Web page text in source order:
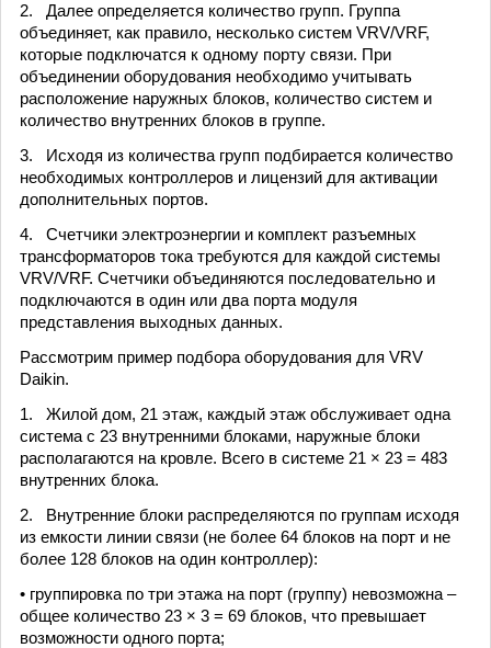
2. Далее определяется количество групп. Группа
объединяет, как правило, несколько систем VRV/VRF,
которые подключатся к одному порту связи. При
объединении оборудования необходимо учитывать
расположение наружных блоков, количество систем и
количество внутренних блоков в группе.
3. Исходя из количества групп подбирается количество
необходимых контроллеров и лицензий для активации
дополнительных портов.
4. Счетчики электроэнергии и комплект разъемных
трансформаторов тока требуются для каждой системы
VRV/VRF. Счетчики объединяются последовательно и
подключаются в один или два порта модуля
представления выходных данных.
Рассмотрим пример подбора оборудования для VRV
Daikin.
1. Жилой дом, 21 этаж, каждый этаж обслуживает одна
система с 23 внутренними блоками, наружные блоки
располагаются на кровле. Всего в системе 21 × 23 = 483
внутренних блока.
2. Внутренние блоки распределяются по группам исходя
из емкости линии связи (не более 64 блоков на порт и не
более 128 блоков на один контроллер):
• группировка по три этажа на порт (группу) невозможна –
общее количество 23 × 3 = 69 блоков, что превышает
возможности одного порта;